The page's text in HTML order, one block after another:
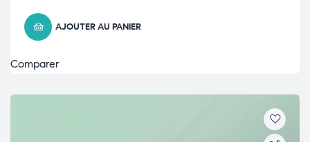
AJOUTER AU PANIER
Comparer